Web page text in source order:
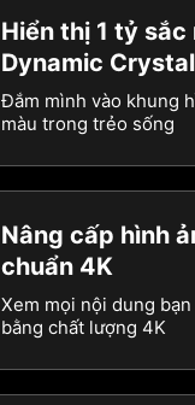
Hiển thị 1 tỷ sắc
Dynamic
Đắm mình vào khung
màu trong trẻo sống
Nâng cấp hình
chuẩn 4K
Xem mọi nội dung
bằng chất lượng 4K